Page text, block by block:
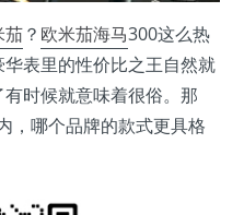
茄？ 欧米茄海马300这么热
表里的性价比之王自然就
时候就意味着很俗。那
，哪个品牌的款式更具格